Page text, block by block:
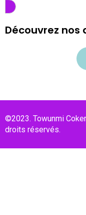
Découvrez
©2023. Towunmi
droits réservés.